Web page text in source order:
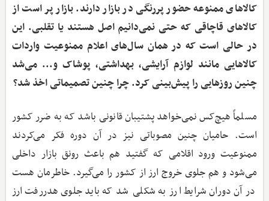
کالاهای ممنوعه حضور پررنگی در بازار دارند. بازار پر است از
کالاهای قاچاقی که حتی نمی‌دانیم اصل هستند یا تقلبی. این
در حالی است که در همان سال‌های اعلام ممنوعیت واردات
کالاهایی مانند لوازم آرایشی، بهداشتی، پوشاک و... می‌شد
چنین روزهایی را پیش‌بینی کرد. چرا چنین تصمیماتی اخذ شد؟
مسلماً هیچ‌کس نمی‌خواهد پشتیبان قانونی باشد که به ضرر کشور
است. حامیان چنین مصوباتی نیز در آن دوره فکر می‌کردند
ممنوعیت ورود اقلامی که گفتید هم باعث رونق بازار داخلی
می‌شود و هم جلوی خروج ارز از کشور را می‌گیرد. خاطرمان هست
در آن دوران شرایط ارز به شکلی شد که باید جلوی هدررفت ارز